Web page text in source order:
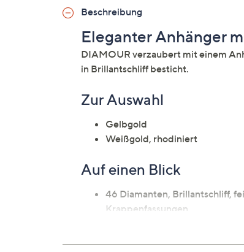
Beschreibung
Eleganter Anhänger
DIAMOUR verzaubert mit einem
in Brillantschliff besticht.
Zur Auswahl
Gelbgold
Weißgold, rhodiniert
Auf einen Blick
46 Diamanten, Brillantschliff,
Krappenfassungen